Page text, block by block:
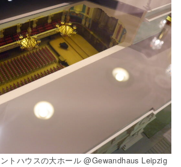
トハウスの大ホール @Gewandhaus Leipzig